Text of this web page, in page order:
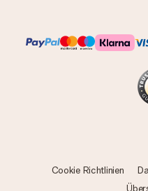
Cookie Richtlinien